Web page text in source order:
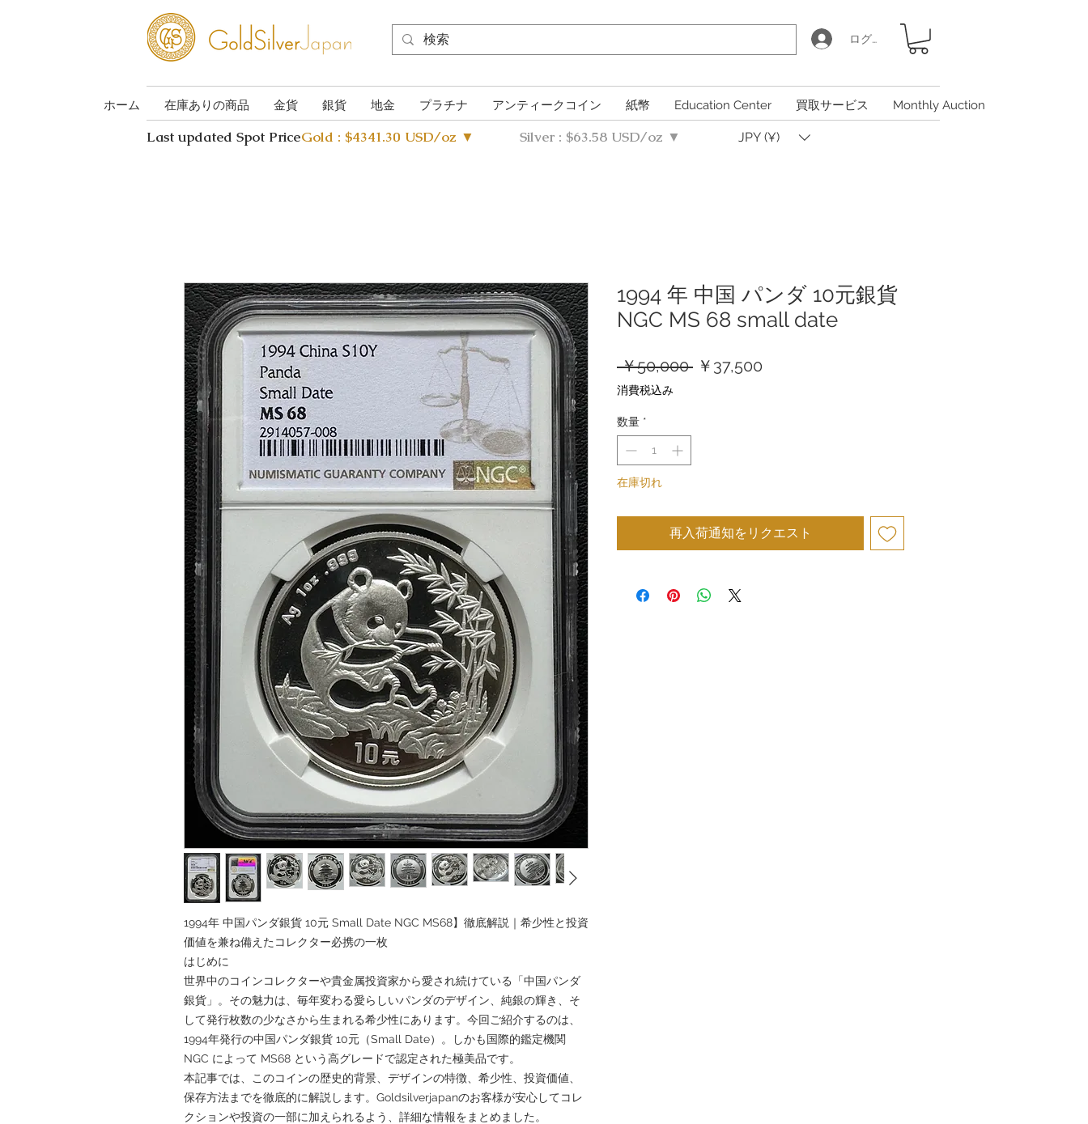
ログイン
ホーム 在庫ありの商品 金貨 銀貨 地金 プラチナ アンティークコイン 紙幣 Education Center 買取サービス Monthly Auction
Last updated Spot PriceGold : $4341.30 USD/oz ▼ Silver : $63.58 USD/oz ▼ JPY (¥)
1994年 中国パンダ銀貨 10元 Small Date NGC MS68】徹底解説｜希少性と投資
価値を兼ね備えたコレクター必携の一枚
はじめに
世界中のコインコレクターや貴金属投資家から愛され続けている「中国パンダ
銀貨」。その魅力は、毎年変わる愛らしいパンダのデザイン、純銀の輝き、そ
して発行枚数の少なさから生まれる希少性にあります。今回ご紹介するのは、
1994年発行の中国パンダ銀貨 10元（Small Date）。しかも国際的鑑定機関
NGC によって MS68 という高グレードで認定された極美品です。
本記事では、このコインの歴史的背景、デザインの特徴、希少性、投資価値、
保存方法までを徹底的に解説します。Goldsilverjapanのお客様が安心してコレ
クションや投資の一部に加えられるよう、詳細な情報をまとめました。
1994 年 中国 パンダ 10元銀貨
NGC MS 68 small date
￥50,000 通￥37,500
消費税込み
数量 *
在庫切れ
再入荷通知をリクエスト